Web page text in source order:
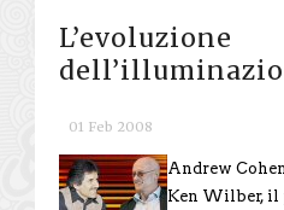
L’evoluzione
01 Feb 2008
Andrew
Ken Wilber, il